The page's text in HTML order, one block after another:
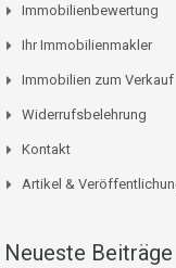
Immobilienbewertung
Ihr Immobilienmakler
Immobilien zum Verkauf
Widerrufsbelehrung
Kontakt
Artikel &
Neueste Beiträge